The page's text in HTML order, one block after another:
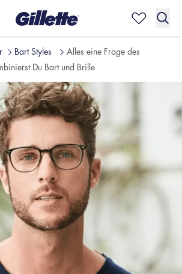
Bart Styles
Alles eine Frage des
Du Bart und Brille